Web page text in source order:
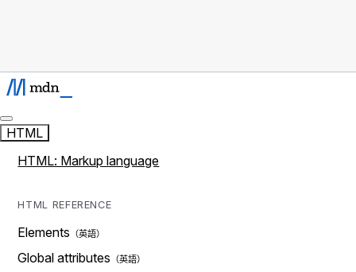
HTML
HTML: Markup language
HTML REFERENCE
Elements
Global attributes